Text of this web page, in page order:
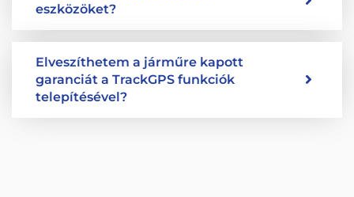
eszközöket?
Elveszíthetem a járműre kapott
garanciát a TrackGPS funkciók
telepítésével?